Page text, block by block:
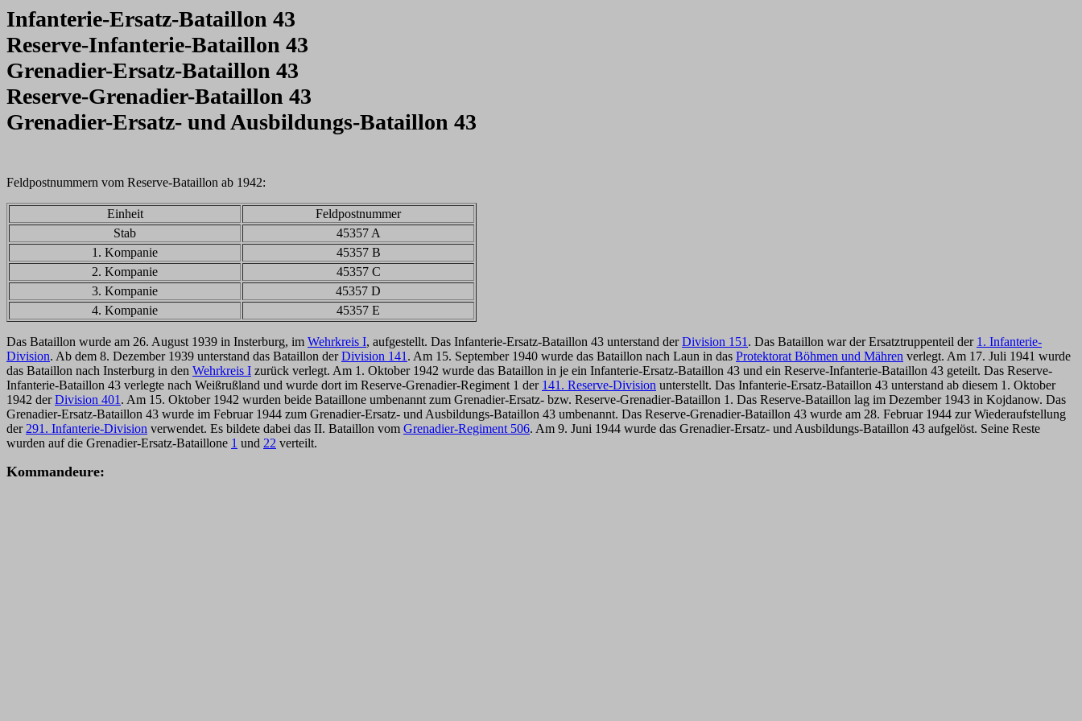
Infanterie-Ersatz-Bataillon 43
Reserve-Infanterie-Bataillon 43
Grenadier-Ersatz-Bataillon 43
Reserve-Grenadier-Bataillon 43
Grenadier-Ersatz- und Ausbildungs-Bataillon 43
Feldpostnummern vom Reserve-Bataillon ab 1942:
Einheit
Feldpostnummer
Stab
45357 A
1. Kompanie
45357 B
2. Kompanie
45357 C
3. Kompanie
45357 D
4. Kompanie
45357 E
Das Bataillon wurde am 26. August 1939 in Insterburg, im Wehrkreis I, aufgestellt. Das Infanterie-Ersatz-Bataillon 43 unterstand derDivision 151 . Das Bataillon war der Ersatztruppenteil der 1. Infanterie-
Division. Ab dem 8. Dezember 1939 unterstand das Bataillon derDivision 141 . Am 15. September 1940 wurde das Bataillon nach Laun in das Protektorat Böhmen und Mähren verlegt. Am 17. Juli 1941 wurde
das Bataillon nach Insterburg in den Wehrkreis I zurück verlegt. Am 1. Oktober 1942 wurde das Bataillon in je ein Infanterie-Ersatz-Bataillon 43 und ein Reserve-Infanterie-Bataillon 43 geteilt. Das Reserve-
Infanterie-Bataillon 43 verlegte nach Weißrußland und wurde dort im Reserve-Grenadier-Regiment 1 der 141. Reserve-Division unterstellt. Das Infanterie-Ersatz-Bataillon 43 unterstand ab diesem 1. Oktober
1942 derDivision 401 . Am 15. Oktober 1942 wurden beide Bataillone umbenannt zum Grenadier-Ersatz- bzw. Reserve-Grenadier-Bataillon 1. Das Reserve-Bataillon lag im Dezember 1943 in Kojdanow. Das
Grenadier-Ersatz-Bataillon 43 wurde im Februar 1944 zum Grenadier-Ersatz- und Ausbildungs-Bataillon 43 umbenannt. Das Reserve-Grenadier-Bataillon 43 wurde am 28. Februar 1944 zur Wiederaufstellung
der 291. Infanterie-Division verwendet. Es bildete dabei das II. Bataillon vom Grenadier-Regiment 506. Am 9. Juni 1944 wurde das Grenadier-Ersatz- und Ausbildungs-Bataillon 43 aufgelöst. Seine Reste
wurden auf die Grenadier-Ersatz-Bataillone 1 und 22 verteilt.
Kommandeure: